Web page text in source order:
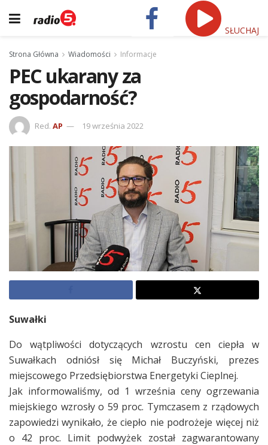
SŁUCHAJ
Strona Główna Wiadomości Informacje
PEC ukarany za
gospodarność?
Red. AP 19 września 2022
Suwałki
Do wątpliwości dotyczących wzrostu cen ciepła w
Suwałkach odniósł się Michał Buczyński, prezes
miejscowego Przedsiębiorstwa Energetyki Cieplnej.
Jak informowaliśmy, od 1 września ceny ogrzewania
miejskiego wzrosły o 59 proc. Tymczasem z rządowych
zapowiedzi wynikało, że ciepło nie podrożeje więcej niż
o 42 proc. Limit podwyżek został zagwarantowany